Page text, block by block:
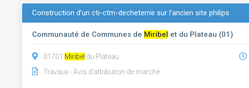
Construction d’un cti-ctm-decheterrie sur l’ancien site philips
Communauté de Communes de Miribel et du Plateau (01)
01701 Miribel du Plateau
Travaux - Avis d'attribution de marché